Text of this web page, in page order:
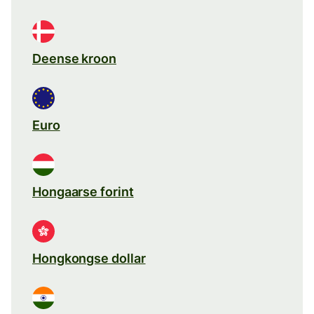
Deense kroon
Euro
Hongaarse forint
Hongkongse dollar